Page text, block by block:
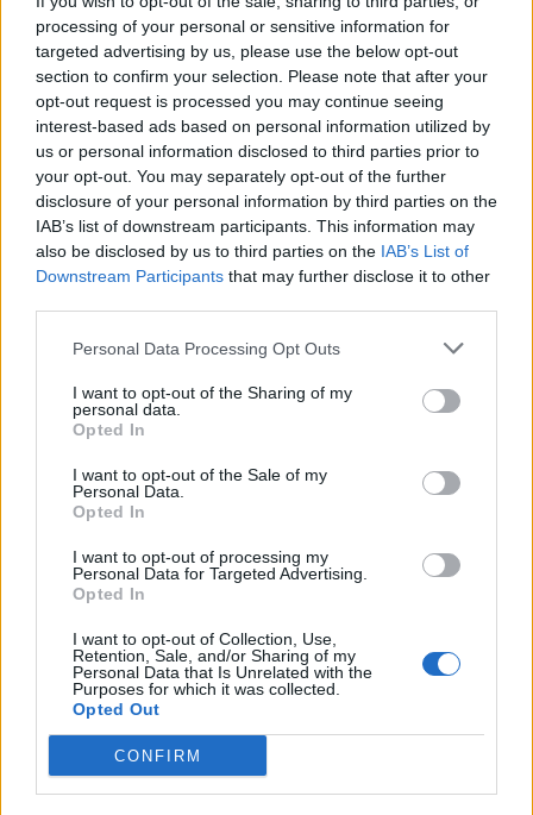
processing of your personal or sensitive information for
targeted advertising by us, please use the below opt-out
section to confirm your selection. Please note that after your
opt-out request is processed you may continue seeing
interest-based ads based on personal information utilized by
us or personal information disclosed to third parties prior to
your opt-out. You may separately opt-out of the further
disclosure of your personal information by third parties on the
IAB’s list of downstream participants. This information may
also be disclosed by us to third parties on the IAB’s List of
Downstream Participants that may further disclose it to other
Personal Data Processing Opt Outs
I want to opt-out of the Sharing of my
personal data.
Opted In
I want to opt-out of the Sale of my
Personal Data.
Opted In
I want to opt-out of processing my
Personal Data for Targeted Advertising.
Opted In
I want to opt-out of Collection, Use,
Retention, Sale, and/or Sharing of my
Personal Data that Is Unrelated with the
Purposes for which it was collected.
Opted Out
CONFIRM
Terms & Privacy Menu
Όροι Χρήσης Πολιτική Απορρήτου
Η εταιρεία
Ταυτότητα
Ιστορικό
Διεθνής Παρουσία
Κοινωνική Ευθύνη
Σεμινάρια
Ενδοδαπέδια Ξηράς Δόμησης
AquaPlus
ComoFlex
Unisol
Atlas Plus Echo Silent
Γεωθερμία
Τοποθεσία
Έδρα|Εργοστάσιο Πλαστικών